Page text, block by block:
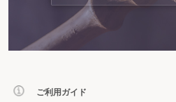
ご利用ガイド